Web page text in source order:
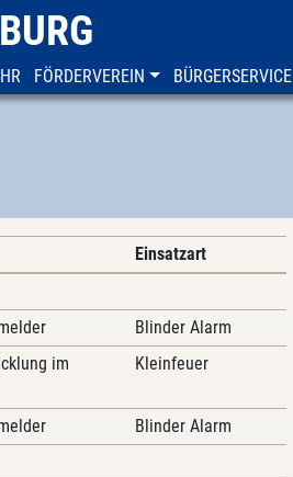
FÖRDERVEREIN BÜRGERSERVICE
Einsatzart
Blinder Alarm
im
Kleinfeuer
Blinder Alarm